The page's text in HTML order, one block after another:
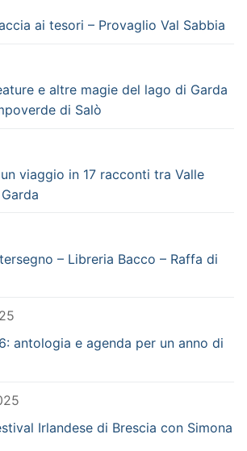
ai tesori – Provaglio Val Sabbia
e altre magie del lago di Garda
di Salò
viaggio in 17 racconti tra Valle
– Libreria Bacco – Raffa di
antologia e agenda per un anno di
Irlandese di Brescia con Simona